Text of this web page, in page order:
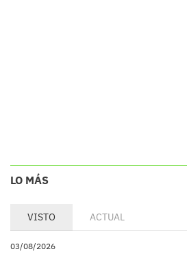
LO MÁS
VISTO ACTUAL
03/08/2026